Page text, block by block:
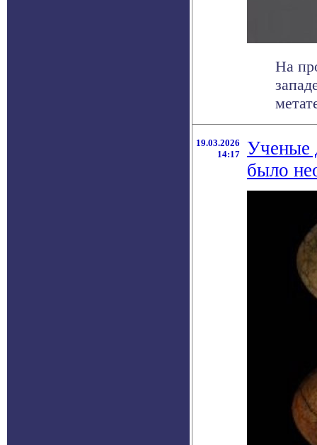
На
19.03.2026
14:17
Ученые
было